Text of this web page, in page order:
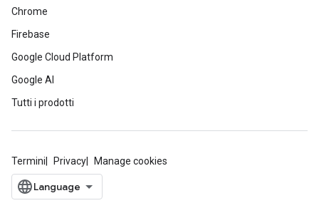
Chrome
Firebase
Google Cloud Platform
Google AI
Tutti i prodotti
Termini Privacy Manage cookies